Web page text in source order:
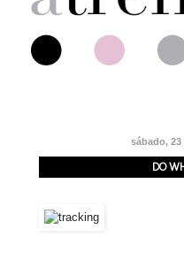
sábado, 23
DO